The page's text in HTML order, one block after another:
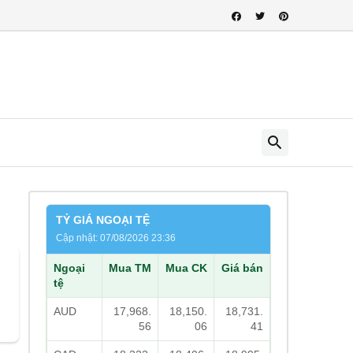
TỶ GIÁ NGOẠI TỆ
Cập nhật: 07/08/2026 23:36
Ngoại
tệ
Mua TM Mua CK Giá bán
AUD
17,968.
56
18,150.
06
18,731.
41